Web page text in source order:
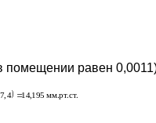
помещении равен